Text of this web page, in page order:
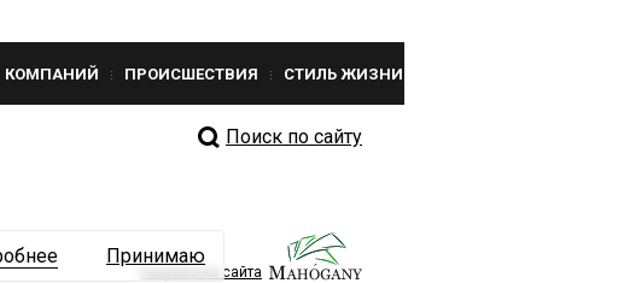
КОМПАНИЙ ПРОИСШЕСТВИЯ СТИЛЬ ЖИЗНИ
Поиск по сайту
Разработка сайта
Принимаю